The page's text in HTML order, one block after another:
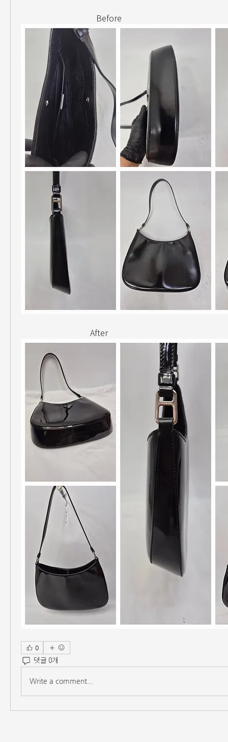
                                     Before
                                  After
0
댓글 0개
Write a comment...